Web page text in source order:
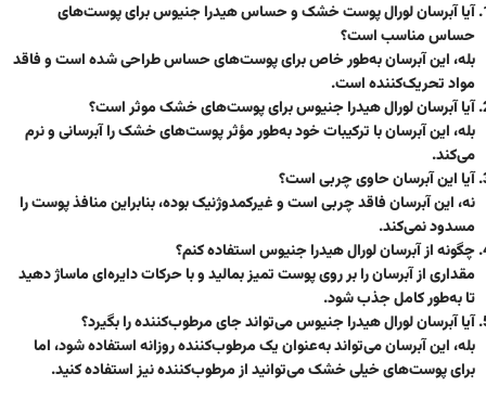
آیا آبرسان لورال پوست خشک و حساس هیدرا جنیوس برای پوست‌های
حساس مناسب است؟
بله، این آبرسان به‌طور خاص برای پوست‌های حساس طراحی شده است و فاقد
مواد تحریک‌کننده است.
آیا آبرسان لورال هیدرا جنیوس برای پوست‌های خشک موثر است؟
بله، این آبرسان با ترکیبات خود به‌طور مؤثر پوست‌های خشک را آبرسانی و نرم
می‌کند.
آیا این آبرسان حاوی چربی است؟
نه، این آبرسان فاقد چربی است و غیرکمدوژنیک بوده، بنابراین منافذ پوست را
مسدود نمی‌کند.
چگونه از آبرسان لورال هیدرا جنیوس استفاده کنم؟
مقداری از آبرسان را بر روی پوست تمیز بمالید و با حرکات دایره‌ای ماساژ دهید
تا به‌طور کامل جذب شود.
آیا آبرسان لورال هیدرا جنیوس می‌تواند جای مرطوب‌کننده را بگیرد؟
بله، این آبرسان می‌تواند به‌عنوان یک مرطوب‌کننده روزانه استفاده شود، اما
برای پوست‌های خیلی خشک می‌توانید از مرطوب‌کننده نیز استفاده کنید.